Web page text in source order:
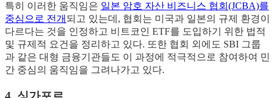
특히 이러한 움직임은 일본 암호 자산 비즈니스 협회(JCBA)를
중심으로 전개 되고 있는데, 협회는 미국과 일본의 규제 환경이
다르다는 것을 인정하고 비트코인 ETF를 도입하기 위한 법적
및 규제적 요건을 정리하고 있다. 또한 협회 외에도 SBI 그룹
과 같은 대형 금융기관들도 이 과정에 적극적으로 참여하여 민
간 중심의 움직임을 그려나가고 있다.